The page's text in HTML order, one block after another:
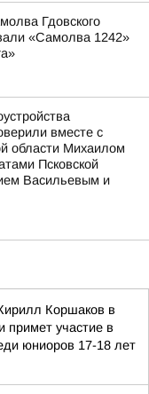
Гдовского
«Самолва 1242»
вместе с
области Михаилом
Псковской
Васильевым и
Коршаков в
примет участие в
юниоров 17-18 лет